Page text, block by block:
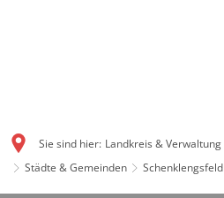
Sie sind hier: Landkreis & Verwaltung
Städte & Gemeinden
Schenklengsfeld